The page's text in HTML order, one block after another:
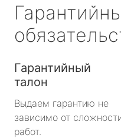
Гарантийный
талон
Выдаем гарантию не
зависимо от
работ.